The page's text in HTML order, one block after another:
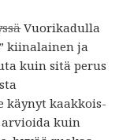
Vuorikadulla
kiinalainen ja
kuin sitä perus
käynyt kaakkois-
arvioida kuin